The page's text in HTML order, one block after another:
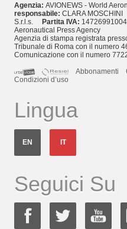
Agenzia: AVIONEWS - World
responsabile: CLARA MOSCHINI
S.r.l.s. Partita IVA:
Aeronautical Press Agency
Agenzia di stampa registrata
Tribunale di Roma con il numero
Comunicazione con il numero
Abbonamenti
Condizioni d’uso
Lingua
EN IT
Seguici Su